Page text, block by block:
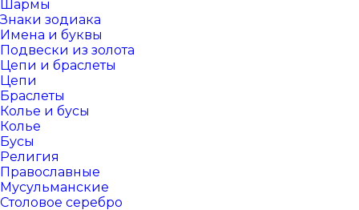
Шармы
Знаки зодиака
Имена и буквы
Подвески из золота
Цепи и браслеты
Цепи
Браслеты
Колье и бусы
Колье
Бусы
Религия
Православные
Мусульманские
Столовое серебро